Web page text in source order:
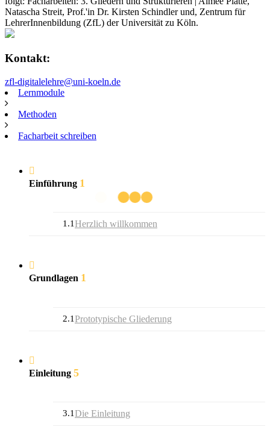
Natascha Streit, Prof.'in Dr. Kirsten Schindler und, Zentrum für
LehrerInnenbildung (ZfL) der Universität zu Köln.
Kontakt:
zfl-digitalelehre@uni-koeln.de
Lernmodule
Methoden
Facharbeit schreiben
Einführung 1
1.1Herzlich willkommen
Grundlagen 1
2.1Prototypische Gliederung
Einleitung 5
3.1Die Einleitung